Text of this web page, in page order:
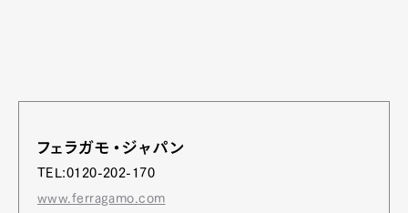
フェラガモ・ジャパン
TEL:0120-202-170
www.ferragamo.com